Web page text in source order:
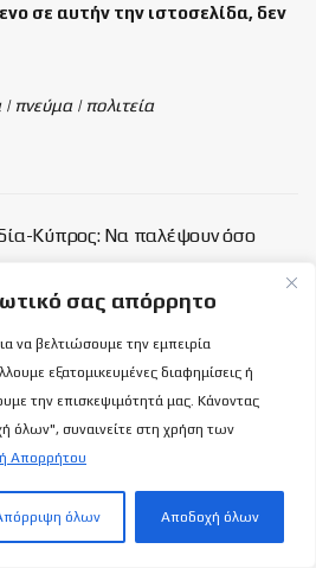
σας απόρρητο
να βελτιώσουμε την εμπειρία
εξατομικευμένες διαφημίσεις ή
την επισκεψιμότητά μας. Κάνοντας
όλων", συναινείτε στη χρήση των
Απορρήτου
όλων Αποδοχή όλων
σε αυτήν την ιστοσελίδα, δεν
πνεύμα | πολιτεία
Κύπρος: Να παλέψουν όσο
& Ερζεγοβίνη-Κύπρος: Απέναντι
πρόκληση οι νεαρές μας
ζωντανής μετάδοσης)!
2026
Γιατί η Άνοιξη του 1989, είναι η
στην Ερυθροκίτρινη
και ποια ήταν η τελευταία